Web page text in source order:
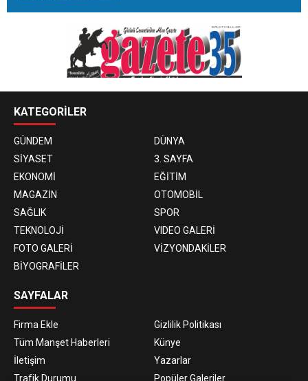
altyapı kadar önemli
KATEGORİLER
GÜNDEM
DÜNYA
SİYASET
3. SAYFA
EKONOMİ
EĞİTİM
MAGAZİN
OTOMOBİL
SAĞLIK
SPOR
TEKNOLOJİ
VIDEO GALERİ
FOTO GALERİ
VİZYONDAKİLER
BİYOGRAFİLER
SAYFALAR
Firma Ekle
Gizlilik Politikası
Tüm Manşet Haberleri
Künye
İletişim
Yazarlar
Trafik Durumu
Popüler Galeriler